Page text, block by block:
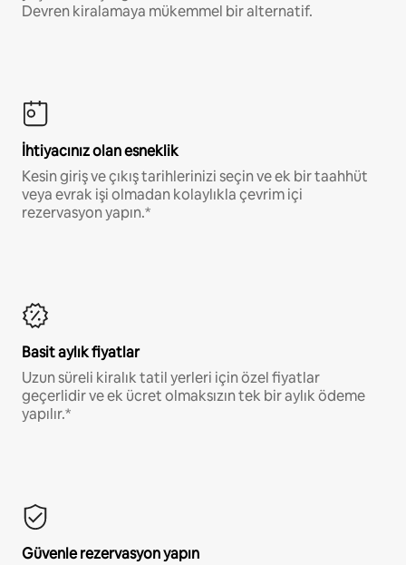
Devren kiralamaya mükemmel bir alternatif.
İhtiyacınız olan esneklik
Kesin giriş ve çıkış tarihlerinizi seçin ve ek bir taahhüt
veya evrak işi olmadan kolaylıkla çevrim içi
rezervasyon yapın.*
Basit aylık fiyatlar
Uzun süreli kiralık tatil yerleri için özel fiyatlar
geçerlidir ve ek ücret olmaksızın tek bir aylık ödeme
yapılır.*
Güvenle rezervasyon yapın